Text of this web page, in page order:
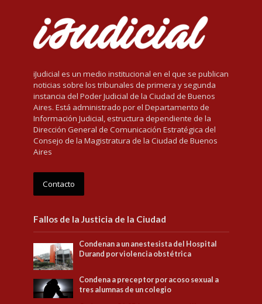
iJudicial es un medio institucional en el que se publican
noticias sobre los tribunales de primera y segunda
instancia del Poder Judicial de la Ciudad de Buenos
Aires. Está administrado por el Departamento de
Información Judicial, estructura dependiente de la
Dirección General de Comunicación Estratégica del
Consejo de la Magistratura de la Ciudad de Buenos
Aires
Contacto
Fallos de la Justicia de la Ciudad
Condenan a un anestesista del Hospital
Durand por violencia obstétrica
Condena a preceptor por acoso sexual a
tres alumnas de un colegio